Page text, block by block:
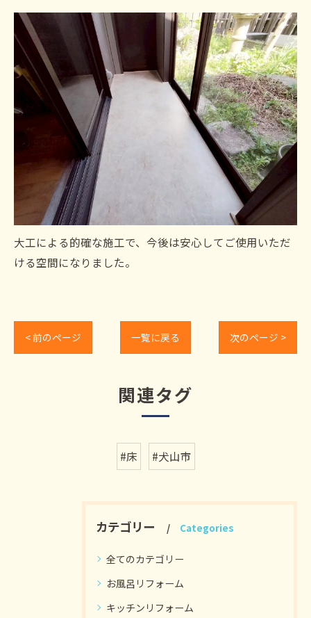
大工による的確な施工で、今後は安心してご使用いただ
ける空間になりました。
< 前のページ 一覧に戻る 次のページ >
関連タグ
#床 #犬山市
カテゴリー Categories
全てのカテゴリー
お風呂リフォーム
キッチンリフォーム